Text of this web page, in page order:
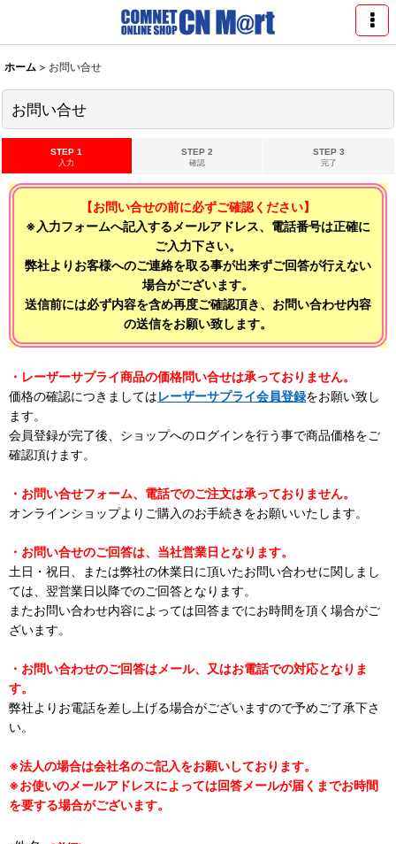
ホーム > お問い合せ
お問い合せ
STEP 1
入力
STEP 2
確認
STEP 3
完了
【お問い合せの前に必ずご確認ください】
※入力フォームへ記入するメールアドレス、電話番号は正確に
ご入力下さい。
弊社よりお客様へのご連絡を取る事が出来ずご回答が行えない
場合がございます。
送信前には必ず内容を含め再度ご確認頂き、お問い合わせ内容
の送信をお願い致します。
・レーザーサプライ商品の価格問い合せは承っておりません。
価格の確認につきましてはレーザーサプライ会員登録をお願い致し
ます。
会員登録が完了後、ショップへのログインを行う事で商品価格をご
確認頂けます。
・お問い合せフォーム、電話でのご注文は承っておりません。
オンラインショップよりご購入のお手続きをお願いいたします。
・お問い合せのご回答は、当社営業日となります。
土日・祝日、または弊社の休業日に頂いたお問い合わせに関しまし
ては、翌営業日以降でのご回答となります。
またお問い合わせ内容によっては回答までにお時間を頂く場合がご
ざいます。
・お問い合わせのご回答はメール、又はお電話での対応となりま
す。
弊社よりお電話を差し上げる場合がございますので予めご了承下さ
い。
※法人の場合は会社名のご記入をお願いしております。
※お使いのメールアドレスによっては回答メールが届くまでお時間
を要する場合がございます。